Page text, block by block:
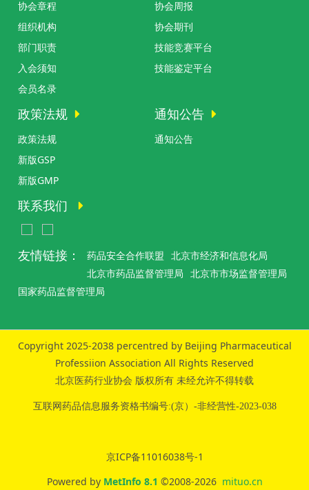
协会章程
组织机构
部门职责
入会须知
会员名录
协会周报
协会期刊
技能竞赛平台
技能鉴定平台
政策法规
政策法规
新版GSP
新版GMP
通知公告
通知公告
联系我们
友情链接： 药品安全合作联盟 北京市经济和信息化局
北京市药品监督管理局 北京市市场监督管理局
国家药品监督管理局
Copyright 2025-2038 percentred by Beijing Pharmaceutical
Professiion Association All Rights Reserved
北京医药行业协会 版权所有 未经允许不得转载
互联网药品信息服务资格书编号:(京）-非经营性-2023-038
京ICP备11016038号-1
Powered by MetInfo 8.1 ©2008-2026 mituo.cn